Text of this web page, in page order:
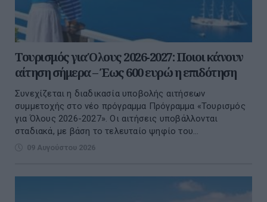
Τουρισμός για Όλους 2026-2027: Ποιοι κάνουν
αίτηση σήμερα – Έως 600 ευρώ η επιδότηση
Συνεχίζεται η διαδικασία υποβολής αιτήσεων
συμμετοχής στο νέο πρόγραμμα Πρόγραμμα «Τουρισμός
για Όλους 2026-2027». Οι αιτήσεις υποβάλλονται
σταδιακά, με βάση το τελευταίο ψηφίο του...
09 Αυγούστου 2026